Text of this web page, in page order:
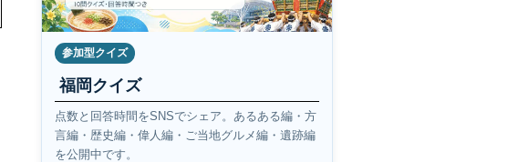
参加型クイズ
福岡クイズ
点数と回答時間をSNSでシェア。あるある編・方
言編・歴史編・偉人編・ご当地グルメ編・遺跡編
を公開中です。